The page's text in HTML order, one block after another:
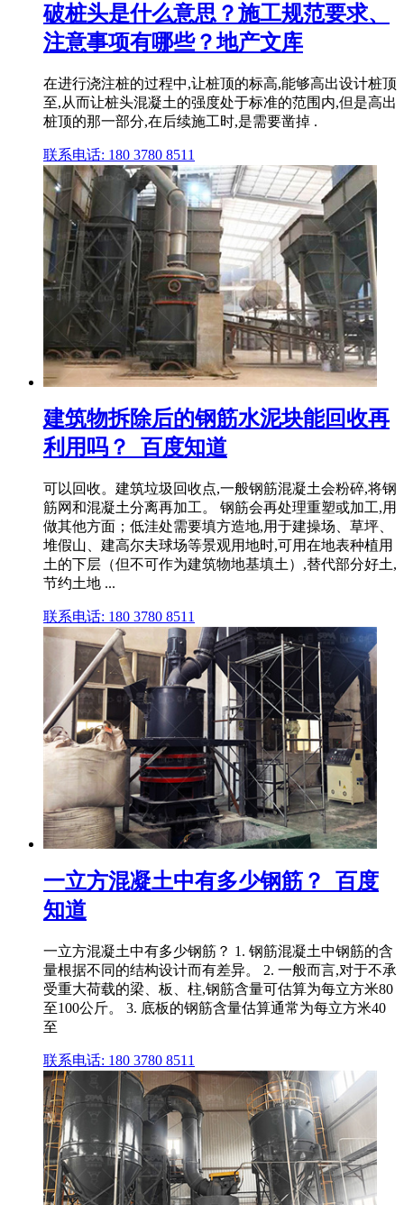
破桩头是什么意思？施工规范要求、
注意事项有哪些？地产文库
在进行浇注桩的过程中,让桩顶的标高,能够高出设计桩顶
至,从而让桩头混凝土的强度处于标准的范围内,但是高出
桩顶的那一部分,在后续施工时,是需要凿掉 .
联系电话: 180 3780 8511
建筑物拆除后的钢筋水泥块能回收再
利用吗？_百度知道
可以回收。建筑垃圾回收点,一般钢筋混凝土会粉碎,将钢
筋网和混凝土分离再加工。 钢筋会再处理重塑或加工,用
做其他方面；低洼处需要填方造地,用于建操场、草坪、
堆假山、建高尔夫球场等景观用地时,可用在地表种植用
土的下层（但不可作为建筑物地基填土）,替代部分好土,
节约土地 ...
联系电话: 180 3780 8511
一立方混凝土中有多少钢筋？_百度
知道
一立方混凝土中有多少钢筋？ 1. 钢筋混凝土中钢筋的含
量根据不同的结构设计而有差异。 2. 一般而言,对于不承
受重大荷载的梁、板、柱,钢筋含量可估算为每立方米80
至100公斤。 3. 底板的钢筋含量估算通常为每立方米40
至
联系电话: 180 3780 8511